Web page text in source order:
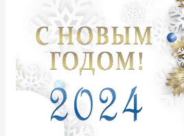
наступающим
Новым
годом
и
Рождеством
Христовым!